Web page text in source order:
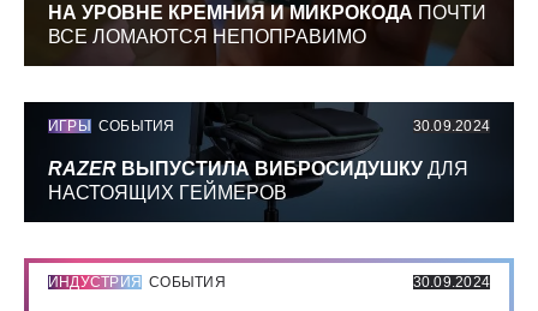
НА УРОВНЕ КРЕМНИЯ И МИКРОКОДА ПОЧТИ
ВСЕ ЛОМАЮТСЯ НЕПОПРАВИМО
ИГРЫ СОБЫТИЯ 30.09.2024
RAZER ВЫПУСТИЛА ВИБРОСИДУШКУ ДЛЯ
НАСТОЯЩИХ ГЕЙМЕРОВ
ИНДУСТРИЯ СОБЫТИЯ 30.09.2024